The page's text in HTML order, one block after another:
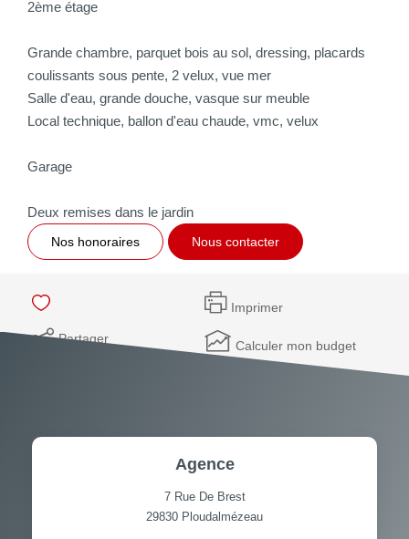
2ème étage
Grande chambre, parquet bois au sol, dressing, placards
coulissants sous pente, 2 velux, vue mer
Salle d'eau, grande douche, vasque sur meuble
Local technique, ballon d'eau chaude, vmc, velux
Garage
Deux remises dans le jardin
Nos honoraires Nous contacter
Imprimer
Partager Calculer mon budget
Agence
7 Rue De Brest
29830 Ploudalmézeau